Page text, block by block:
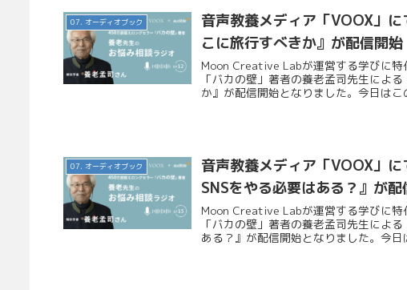
07. オーディオブック
音声教養メディア「VOOX」
こに旅行すべきか』が配信開始
Moon Creative Labが運営する学びに特
「バカの壁」著者の養老孟司先生によ
か』が配信開始となりました。今日はこ
07. オーディオブック
音声教養メディア「VOOX」
SNSをやる必要はある？』が配
Moon Creative Labが運営する学びに特
「バカの壁」著者の養老孟司先生によ
ある？』が配信開始となりました。今日